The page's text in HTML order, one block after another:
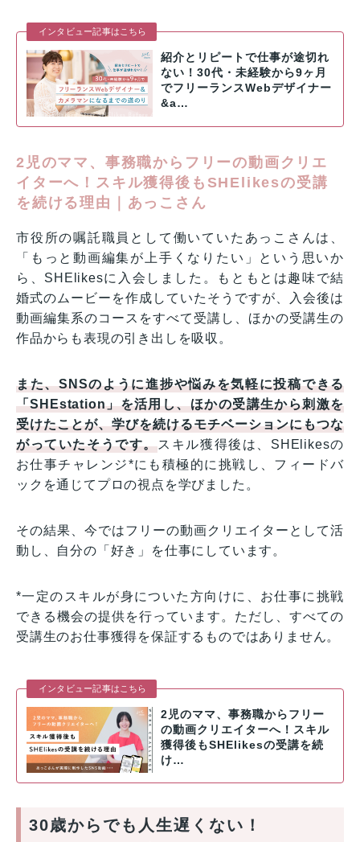
インタビュー記事はこちら
紹介とリピートで仕事が途切れ
ない！30代・未経験から9ヶ月
でフリーランスWebデザイナー
&a…
2児のママ、事務職からフリーの動画クリエ
イターへ！スキル獲得後もSHElikesの受講
を続ける理由｜あっこさん
市役所の嘱託職員として働いていたあっこさんは、
「もっと動画編集が上手くなりたい」という思いか
ら、SHElikesに入会しました。もともとは趣味で結
婚式のムービーを作成していたそうですが、入会後は
動画編集系のコースをすべて受講し、ほかの受講生の
作品からも表現の引き出しを吸収。
また、SNSのように進捗や悩みを気軽に投稿できる
「SHEstation」を活用し、ほかの受講生から刺激を
受けたことが、学びを続けるモチベーションにもつな
がっていたそうです。スキル獲得後は、SHElikesの
お仕事チャレンジ*にも積極的に挑戦し、フィードバ
ックを通じてプロの視点を学びました。
その結果、今ではフリーの動画クリエイターとして活
動し、自分の「好き」を仕事にしています。
*一定のスキルが身についた方向けに、お仕事に挑戦
できる機会の提供を行っています。ただし、すべての
受講生のお仕事獲得を保証するものではありません。
インタビュー記事はこちら
2児のママ、事務職からフリー
の動画クリエイターへ！スキル
獲得後もSHElikesの受講を続
け…
30歳からでも人生遅くない！